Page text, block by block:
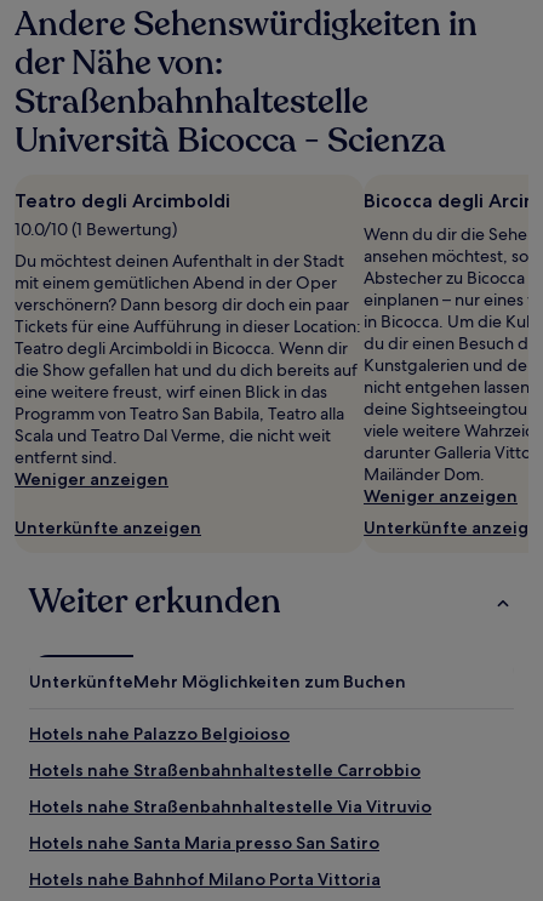
24 Stunden
für
einen
Aufenthalt
mit
1 Übernachtung
von
gefunden
wurde.
Preise
und
Verfügbarkeiten
können
sich
ändern.
Es
können
zusätzliche
Bedingungen
gelten.
Andere Sehenswürdigkeiten in
der Nähe von:
Straßenbahnhaltestelle
Università Bicocca - Scienza
Teatro degli Arcimboldi
10.0/10 (1 Bewertung)
Du möchtest deinen Aufenthalt in der Stadt
mit einem gemütlichen Abend in der Oper
verschönern? Dann besorg dir doch ein paar
Tickets für eine Aufführung in dieser Location:
Teatro degli Arcimboldi in Bicocca. Wenn dir
die Show gefallen hat und du dich bereits auf
eine weitere freust, wirf einen Blick in das
Programm von Teatro San Babila, Teatro alla
Scala und Teatro Dal Verme, die nicht weit
entfernt sind.
Weniger anzeigen
Unterkünfte anzeigen
Bicocca degli
Wenn du dir die
ansehen möchtest,
Abstecher zu Bicocca
einplanen – nur eines
in Bicocca. Um die
du dir einen Besuch
Kunstgalerien und der
nicht entgehen lassen:
deine Sightseeingtour.
viele weitere
darunter Galleria
Mailänder Dom.
Weniger anzeigen
Unterkünfte
Weiter erkunden
UnterkünfteMehr Möglichkeiten zum Buchen
Hotels nahe Palazzo Belgioioso
Hotels nahe Straßenbahnhaltestelle Carrobbio
Hotels nahe Straßenbahnhaltestelle Via Vitruvio
Hotels nahe Santa Maria presso San Satiro
Hotels nahe Bahnhof Milano Porta Vittoria